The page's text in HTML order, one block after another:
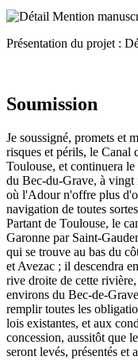
Présentation du projet :
Soumission
Je soussigné, promets et
risques et périls, le Canal
Toulouse, et continuera
du Bec-du-Grave, à vingt
où l'Adour n'offre plus
navigation de toutes
Partant de Toulouse, le
Garonne par Saint-
qui se trouve au bas du
et Avezac ; il descendra
rive droite de cette
environs du Bec-de-
remplir toutes les
lois existantes, et aux
concession, aussitôt que
seront levés, présentés et